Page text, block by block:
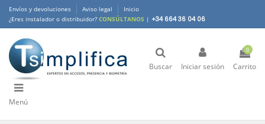
Envíos y devoluciones Aviso legal
Inicio
¿Eres instalador o distribuidor? CONSÚLTANOS | +34 664 36 04 06
Buscar Iniciar sesión
0
Carrito
Menú